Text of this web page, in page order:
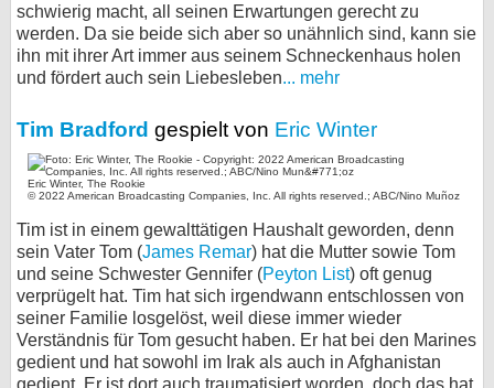
schwierig macht, all seinen Erwartungen gerecht zu
werden. Da sie beide sich aber so unähnlich sind, kann sie
ihn mit ihrer Art immer aus seinem Schneckenhaus holen
und fördert auch sein Liebesleben... mehr
Tim Bradford gespielt von Eric Winter
Eric Winter, The Rookie
© 2022 American Broadcasting Companies, Inc. All rights reserved.; ABC/Nino Muñoz
Tim ist in einem gewalttätigen Haushalt geworden, denn
sein Vater Tom (James Remar) hat die Mutter sowie Tom
und seine Schwester Gennifer (Peyton List) oft genug
verprügelt hat. Tim hat sich irgendwann entschlossen von
seiner Familie losgelöst, weil diese immer wieder
Verständnis für Tom gesucht haben. Er hat bei den Marines
gedient und hat sowohl im Irak als auch in Afghanistan
gedient. Er ist dort auch traumatisiert worden, doch das hat